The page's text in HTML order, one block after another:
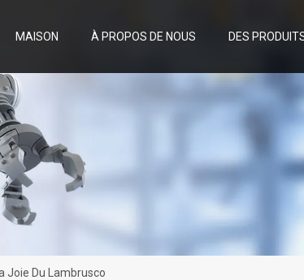
MAISON À PROPOS DE NOUS DES
Joie Du Lambrusco